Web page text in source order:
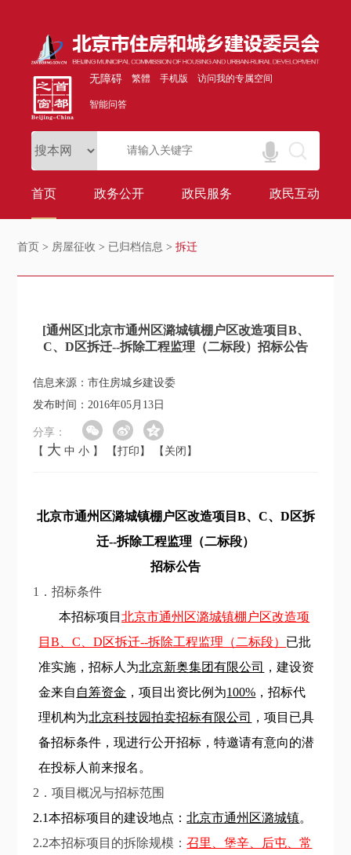
无障碍 繁體 手机版 访问我的专属空间
智能问答
首页 政务公开 政民服务 政民互动
首页 > 房屋征收 > 已归档信息 >拆迁
[通州区]北京市通州区潞城镇棚户区改造项目B、
C、D区拆迁--拆除工程监理（二标段）招标公告
信息来源：市住房城乡建设委
发布时间：2016年05月13日
分享：
【 大 中 小 】 【打印】 【关闭】
北京市通州区潞城镇棚户区改造项目B、C、D区拆
迁--拆除工程监理（二标段）
招标公告
1．招标条件
本招标项目北京市通州区潞城镇棚户区改造项
目B、C、D区拆迁--拆除工程监理（二标段） 已批
准实施，招标人为北京新奥集团有限公司
，建设资
金来自 自筹资金 ，项目出资比例为100% ，招标代
理机构为北京科技园拍卖招标有限公司
，项目已具
备招标条件，现进行公开招标，特邀请有意向的潜
在投标人前来报名。
2．项目概况与招标范围
2.1本招标项目的建设地点：北京市通州区潞城镇。
2.2本招标项目的拆除规模：召里、堡辛、后屯、常